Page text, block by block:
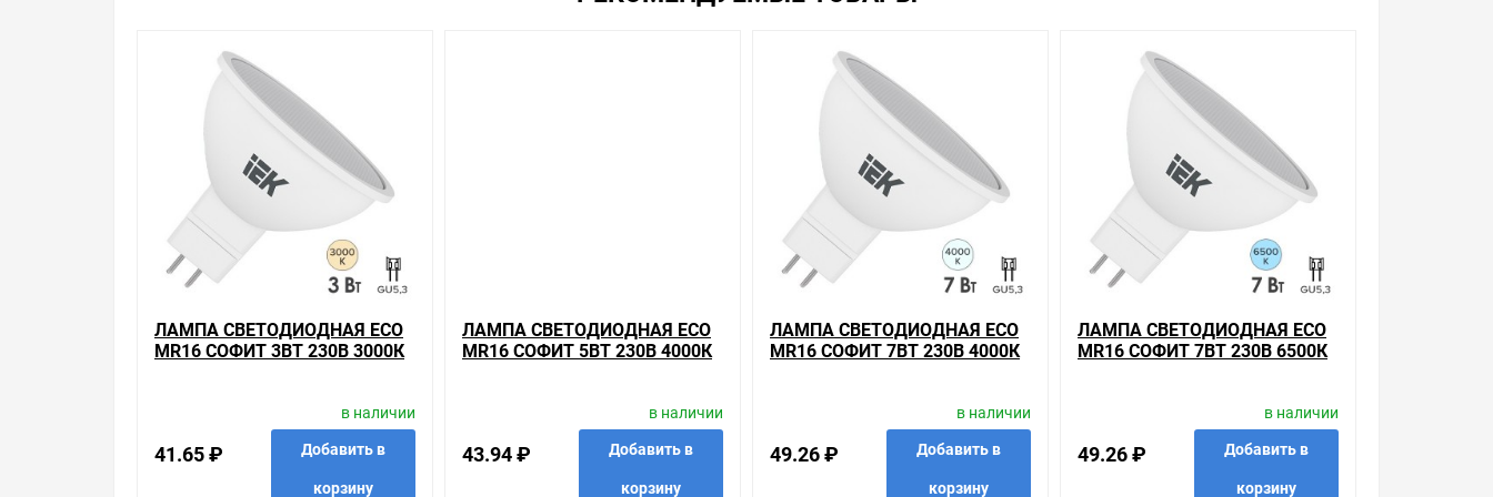
GU5.3 IEK , можно получить в пункте выдачи, или заказать курьерскую доставку до двери. Закажите выгодную доставку в Ваш город или прямо к вашей двери. Это
Брак – это исключение в нашем ассортименте. Если он выявлен, то возврат товара осуществляется в соответствии с Законом Российской Федерации «О защите прав
потребителя». Это не значит, что нужно тратить много времени на решение проблемы. Правила, согласно которым урегулируется проблема, очень простые. Мы
просто заменяем некачественный товар на то, который соответствует ожиданиям, или возвращаем деньги.
Наличие Лампа светодиодная ECO MR16 софит 3Вт 230В 4000К GU5.3 IEK на складе уточняйте у менеджера. Также можно получить консультацию по тому, что мы
продаем, узнать преимущества конкретного товара, получить информацию об отличительных особенностях товара, который вы собираетесь купить. Мы всегда
рады помочь, посоветовать, рассказать подробно о товарах из нашего ассортимента.
Свяжитесь с нами любым способом, который для вас наиболее удобен. С удовольствием ответим на все вопросы.
ЛАМПА СВЕТОДИОДНАЯ ECO
MR16 СОФИТ 3ВТ 230В 3000К
41.65 ₽
в наличии
Добавить в
корзину
ЛАМПА СВЕТОДИОДНАЯ ECO
MR16 СОФИТ 5ВТ 230В 4000К
43.94 ₽
в наличии
Добавить в
корзину
ЛАМПА СВЕТОДИОДНАЯ ECO
MR16 СОФИТ 7ВТ 230В 4000К
49.26 ₽
в наличии
Добавить в
корзину
ЛАМПА СВЕТОДИОДНАЯ ECO
MR16 СОФИТ 7ВТ 230В 6500К
49.26 ₽
в наличии
Добавить в
корзину